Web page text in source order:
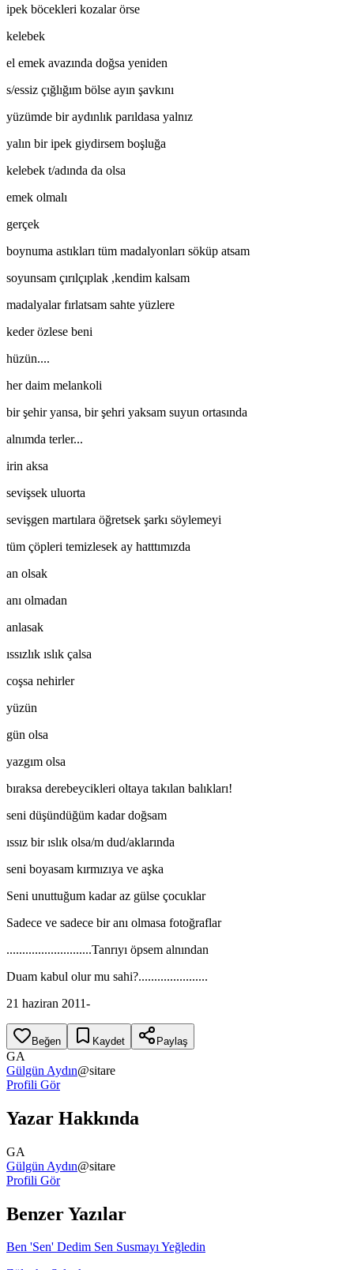
ipek böcekleri kozalar örse
kelebek
el emek avazında doğsa yeniden
s/essiz çığlığım bölse ayın şavkını
yüzümde bir aydınlık parıldasa yalnız
yalın bir ipek giydirsem boşluğa
kelebek t/adında da olsa
emek olmalı
gerçek
boynuma astıkları tüm madalyonları söküp atsam
soyunsam çırılçıplak ,kendim kalsam
madalyalar fırlatsam sahte yüzlere
keder özlese beni
hüzün....
her daim melankoli
bir şehir yansa, bir şehri yaksam suyun ortasında
alnımda terler...
irin aksa
sevişsek uluorta
sevişgen martılara öğretsek şarkı söylemeyi
tüm çöpleri temizlesek ay hatttımızda
an olsak
anı olmadan
anlasak
ıssızlık ıslık çalsa
coşsa nehirler
yüzün
gün olsa
yazgım olsa
bıraksa derebeycikleri oltaya takılan balıkları!
seni düşündüğüm kadar doğsam
ıssız bir ıslık olsa/m dud/aklarında
seni boyasam kırmızıya ve aşka
Seni unuttuğum kadar az gülse çocuklar
Sadece ve sadece bir anı olmasa fotoğraflar
...........................Tanrıyı öpsem alnından
Duam kabul olur mu sahi?......................
21 haziran 2011-
Beğen Kaydet Paylaş
GA
Gülgün Aydın@sitare
Profili Gör
Yazar Hakkında
GA
Gülgün Aydın@sitare
Profili Gör
Benzer Yazılar
Ben 'Sen' Dedim Sen Susmayı Yeğledin